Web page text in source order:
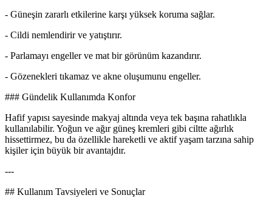
- Güneşin zararlı etkilerine karşı yüksek koruma sağlar.
- Cildi nemlendirir ve yatıştırır.
- Parlamayı engeller ve mat bir görünüm kazandırır.
- Gözenekleri tıkamaz ve akne oluşumunu engeller.
### Gündelik Kullanımda Konfor
Hafif yapısı sayesinde makyaj altında veya tek başına rahatlıkla
kullanılabilir. Yoğun ve ağır güneş kremleri gibi ciltte ağırlık
hissettirmez, bu da özellikle hareketli ve aktif yaşam tarzına sahip
kişiler için büyük bir avantajdır.
---
## Kullanım Tavsiyeleri ve Sonuçlar